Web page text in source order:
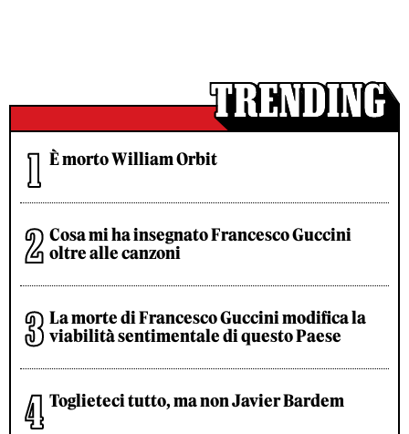
È morto William Orbit
Cosa mi ha insegnato Francesco Guccini
oltre alle canzoni
La morte di Francesco Guccini modifica la
viabilità sentimentale di questo Paese
Toglieteci tutto, ma non Javier Bardem